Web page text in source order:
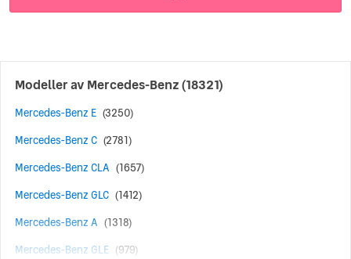
Modeller av Mercedes-Benz(18321)
Mercedes-Benz E (3250)
Mercedes-Benz C (2781)
Mercedes-Benz CLA (1657)
Mercedes-Benz GLC (1412)
Mercedes-Benz A (1318)
Mercedes-Benz GLE (979)